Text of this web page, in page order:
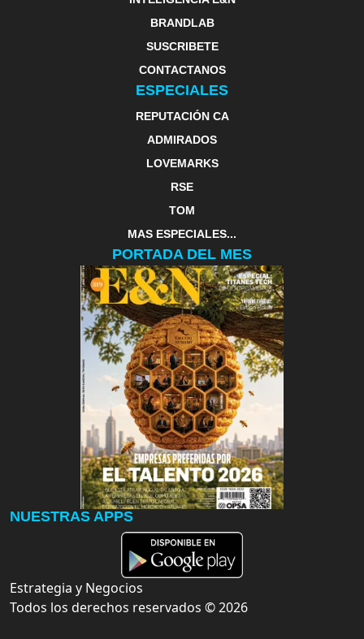
BRANDLAB
SUSCRIBETE
CONTACTANOS
ESPECIALES
REPUTACIÓN CA
ADMIRADOS
LOVEMARKS
RSE
TOM
MAS ESPECIALES...
PORTADA DEL MES
NUESTRAS APPS
Estrategia y Negocios
Todos los derechos reservados ©2026